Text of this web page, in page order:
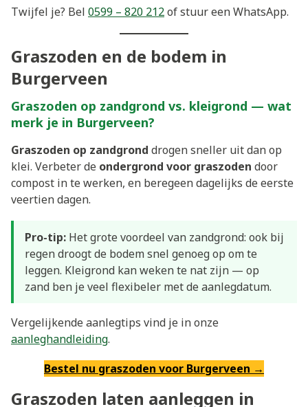
Twijfel je? Bel 0599 – 820 212of stuur een WhatsApp.
Graszoden en de bodem in
Burgerveen
Graszoden op zandgrond vs. kleigrond — wat
merk je in Burgerveen?
Graszoden op zandgrond drogen sneller uit dan op
klei. Verbeter de ondergrond voor graszoden door
compost in te werken, en beregeen dagelijks de eerste
veertien dagen.
Pro-tip: Het grote voordeel van zandgrond: ook bij
regen droogt de bodem snel genoeg op om te
leggen. Kleigrond kan weken te nat zijn — op
zand ben je veel flexibeler met de aanlegdatum.
Vergelijkende aanlegtips vind je in onze
aanleghandleiding.
Bestel nu graszoden voor Burgerveen →
Graszoden laten aanleggen in